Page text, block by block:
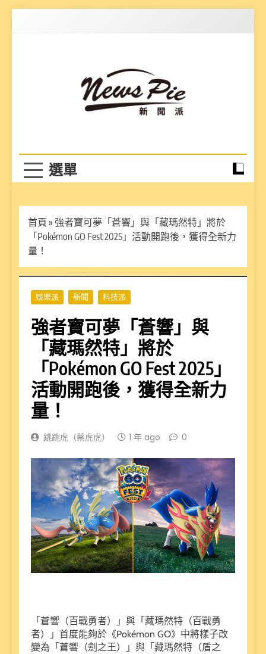
首頁 » 強者寶可夢「蒼響」與「藏瑪然特」將於
「Pokémon GO Fest 2025」活動開跑後，獲得全新力
量！
娛樂派 新聞 科技派
強者寶可夢「蒼響」與
「藏瑪然特」將於
「Pokémon GO Fest 2025」
活動開跑後，獲得全新力
量！
跳跳虎（蔡虎虎） 1 年 ago 0
「蒼響（百戰勇者）」與「藏瑪然特（百戰勇
者）」首度能夠於《Pokémon GO》中將樣子改
變為「蒼響（劍之王）」與「藏瑪然特（盾之